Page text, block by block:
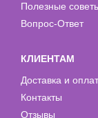
Полезные
Вопрос-Ответ
КЛИЕНТАМ
Доставка и
Контакты
Отзывы